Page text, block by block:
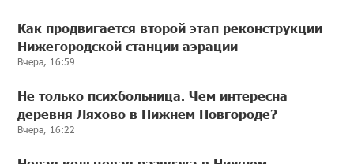
Как продвигается второй этап реконструкции
Нижегородской станции аэрации
Вчера, 16:59
Не только психбольница. Чем интересна
деревня Ляхово в Нижнем Новгороде?
Вчера, 16:22